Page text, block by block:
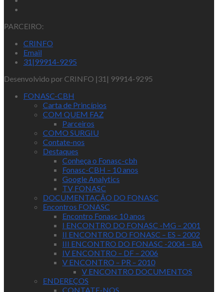
PARCEIRO:
CRINFO
Email
31|99914-9295
Desenvolvido por CRINFO |31| 99914-9295
FONASC-CBH
Carta de Princípios
COM QUEM FAZ
Parceiros
COMO SURGIU
Contate-nos
Destaques
Conheça o Fonasc-cbh
Fonasc-CBH – 10 anos
Google Analytics
TV FONASC
DOCUMENTAÇÃO DO FONASC
Encontros FONASC
Encontro Fonasc 10 anos
I ENCONTRO DO FONASC -MG – 2001
II ENCONTRO DO FONASC – ES – 2002
III ENCONTRO DO FONASC -2004 – BA
IV ENCONTRO – DF – 2006
V ENCONTRO – PR – 2010
V ENCONTRO DOCUMENTOS
ENDEREÇOS
CONTATE-NOS